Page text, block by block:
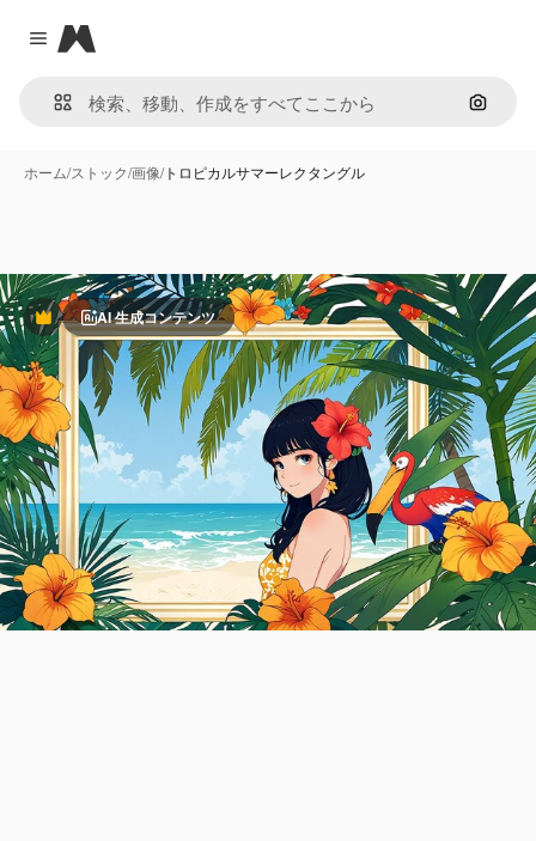
Close menu
Magnific
画像で
ホーム/ストック/画像/トロピカルサマーレクタングル
PremiumAI 生成コンテンツ